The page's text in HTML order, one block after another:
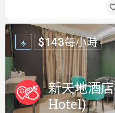
新天地酒
Hotel)
$143每小時